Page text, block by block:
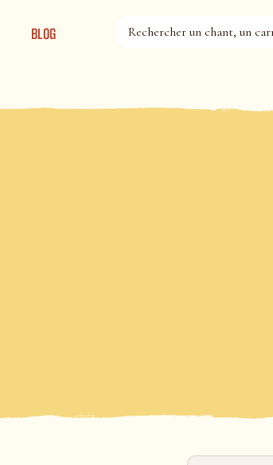
BLOG